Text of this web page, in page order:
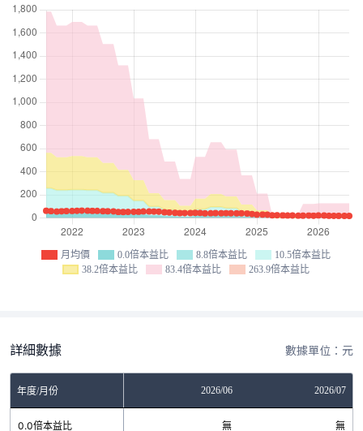
月均價 0.0倍本益比 8.8倍本益比
10.5倍本益比
38.2倍本益比
83.4倍本益比 263.9倍本益比
詳細數據 數據單位：元
年度/月份 2026/06 2026/07
0.0倍本益比 無 無